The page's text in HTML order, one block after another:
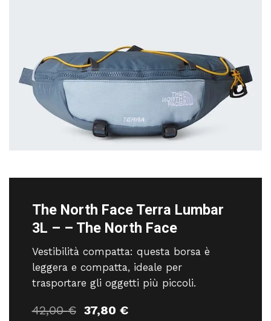
The North Face Terra Lumbar
3L – – The North Face
Vestibilità compatta: questa borsa è
leggera e compatta, ideale per
trasportare gli oggetti più piccoli.
42,00€ Il
37,80 €Il